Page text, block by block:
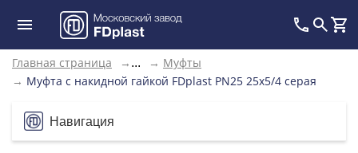
Главная страница → ... → Муфты
→ Муфта с накидной гайкой FDplast PN25 25х5/4 серая
Навигация